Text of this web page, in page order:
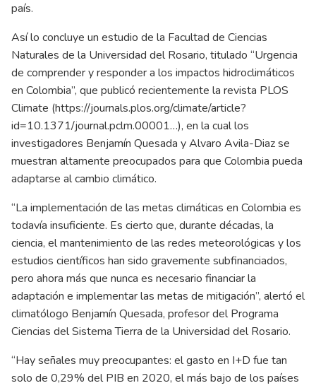
país.
Así lo concluye un estudio de la Facultad de Ciencias
Naturales de la Universidad del Rosario, titulado “Urgencia
de comprender y responder a los impactos hidroclimáticos
en Colombia”, que publicó recientemente la revista PLOS
Climate (https://journals.plos.org/climate/article?
id=10.1371/journal.pclm.00001…), en la cual los
investigadores Benjamín Quesada y Alvaro Avila-Diaz se
muestran altamente preocupados para que Colombia pueda
adaptarse al cambio climático.
“La implementación de las metas climáticas en Colombia es
todavía insuficiente. Es cierto que, durante décadas, la
ciencia, el mantenimiento de las redes meteorológicas y los
estudios científicos han sido gravemente subfinanciados,
pero ahora más que nunca es necesario financiar la
adaptación e implementar las metas de mitigación”, alertó el
climatólogo Benjamín Quesada, profesor del Programa
Ciencias del Sistema Tierra de la Universidad del Rosario.
“Hay señales muy preocupantes: el gasto en I+D fue tan
solo de 0,29% del PIB en 2020, el más bajo de los países